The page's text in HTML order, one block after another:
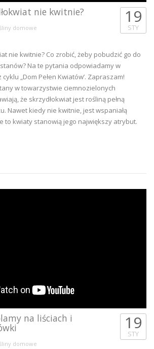
nie kwitnie?
domowe
19
STY
nie kwitnie? Co zrobić, żeby pobudzić go do
Na te pytania odpowiadamy w
„Dom Pełen Kwiatów’. Zapraszam!
w towarzystwie ciemnozielonych
że skrzydłokwiat jest rośliną pełną
Nawet kiedy nie kwitnie, jest wspaniałą
to kwiaty stanowią jego największy atrybut.
na liściach i
domowe
19
STY